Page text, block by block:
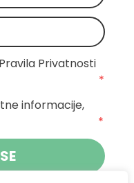
Privatnosti
*
informacije,
*